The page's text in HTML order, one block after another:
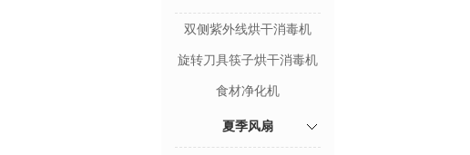
双侧紫外线烘干消毒机
旋转刀具筷子烘干消毒机
食材净化机
夏季风扇